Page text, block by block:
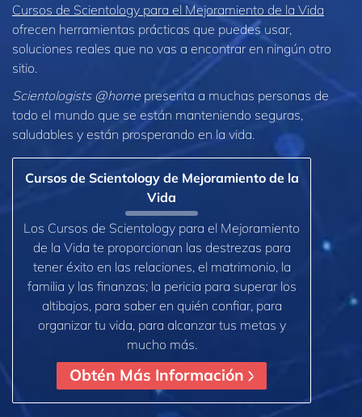
Cursos de Scientology para el Mejoramiento de la Vida
ofrecen herramientas prácticas que puedes usar,
soluciones reales que no vas a encontrar en ningún otro
sitio.
Scientologists @homepresenta a muchas personas de
todo el mundo que se están manteniendo seguras,
saludables y están prosperando en la vida.
Cursos de Scientology de Mejoramiento de la
Vida
Los Cursos de Scientology para el Mejoramiento
de la Vida te proporcionan las destrezas para
tener éxito en las relaciones, el matrimonio, la
familia y las finanzas; la pericia para superar los
altibajos, para saber en quién confiar, para
organizar tu vida, para alcanzar tus metas y
mucho más.
Obtén Más Información